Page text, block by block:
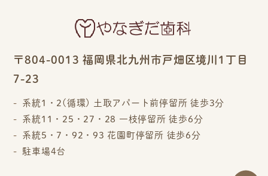
〒804-0013 福岡県北九州市戸畑区境川1丁目
7-23
系統1・2(循環) 土取アパート前停留所 徒歩3分
系統11・25・27・28 一枝停留所 徒歩6分
系統5・7・92・93 花園町停留所 徒歩6分
駐車場4台